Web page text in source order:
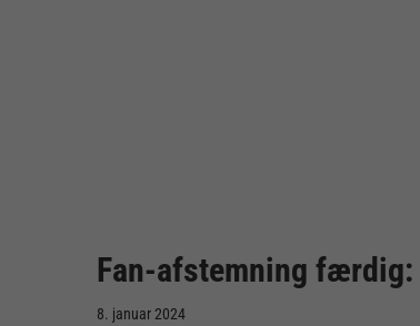
Fan-afstemning færdig:
8. januar 2024